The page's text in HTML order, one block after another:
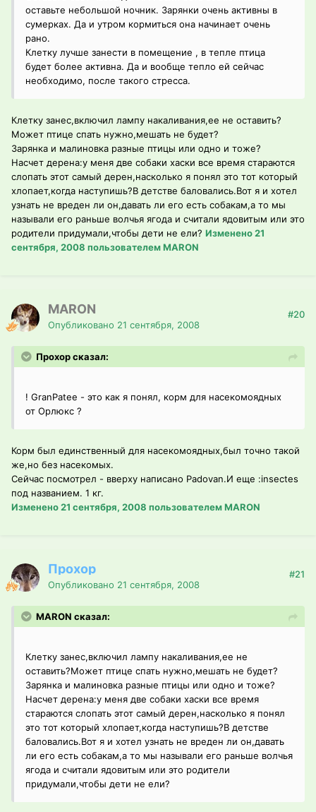
оставьте небольшой ночник. Зарянки очень активны в
сумерках. Да и утром кормиться она начинает очень
рано.
Клетку лучше занести в помещение , в тепле птица
будет более активна. Да и вообще тепло ей сейчас
необходимо, после такого стресса.
Клетку занес,включил лампу накаливания,ее не оставить?
Может птице спать нужно,мешать не будет?
Зарянка и малиновка разные птицы или одно и тоже?
Насчет дерена:у меня две собаки хаски все время стараются
слопать этот самый дерен,насколько я понял это тот который
хлопает,когда наступишь?В детстве баловались.Вот я и хотел
узнать не вреден ли он,давать ли его есть собакам,а то мы
называли его раньше волчья ягода и считали ядовитым или это
родители придумали,чтобы дети не ели? Изменено21
сентября, 2008 пользователем MARON
MARON
Опубликовано 21 сентября, 2008
#20
Прохор сказал:
! GranPatee - это как я понял, корм для насекомоядных
от Орлюкс ?
Корм был единственный для насекомоядных,был точно такой
же,но без насекомых.
Сейчас посмотрел - вверху написано Padovan.И еще :insectes
под названием. 1 кг.
Изменено21 сентября, 2008 пользователем MARON
Прохор
Опубликовано 21 сентября, 2008
#21
MARON сказал:
Клетку занес,включил лампу накаливания,ее не
оставить?Может птице спать нужно,мешать не будет?
Зарянка и малиновка разные птицы или одно и тоже?
Насчет дерена:у меня две собаки хаски все время
стараются слопать этот самый дерен,насколько я понял
это тот который хлопает,когда наступишь?В детстве
баловались.Вот я и хотел узнать не вреден ли он,давать
ли его есть собакам,а то мы называли его раньше волчья
ягода и считали ядовитым или это родители
придумали,чтобы дети не ели?